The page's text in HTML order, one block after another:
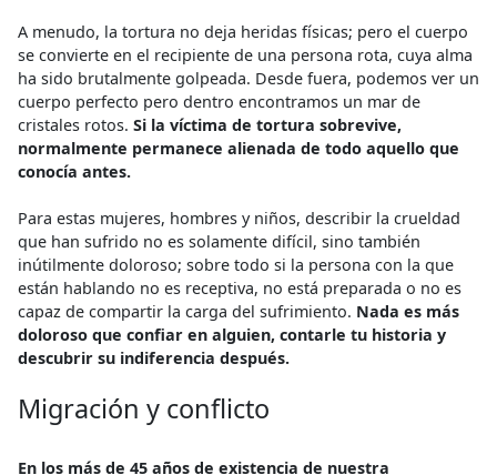
A menudo, la tortura no deja heridas físicas; pero el cuerpo
se convierte en el recipiente de una persona rota, cuya alma
ha sido brutalmente golpeada. Desde fuera, podemos ver un
cuerpo perfecto pero dentro encontramos un mar de
cristales rotos. Si la víctima de tortura sobrevive,
normalmente permanece alienada de todo aquello que
conocía antes.
Para estas mujeres, hombres y niños, describir la crueldad
que han sufrido no es solamente difícil, sino también
inútilmente doloroso; sobre todo si la persona con la que
están hablando no es receptiva, no está preparada o no es
capaz de compartir la carga del sufrimiento. Nada es más
doloroso que confiar en alguien, contarle tu historia y
descubrir su indiferencia después.
Migración y conflicto
En los más de 45 años de existencia de nuestra